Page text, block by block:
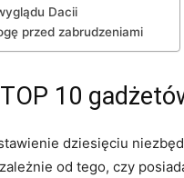
Dacii
przed zabrudzeniami
10
dziesięciu
od tego, czy